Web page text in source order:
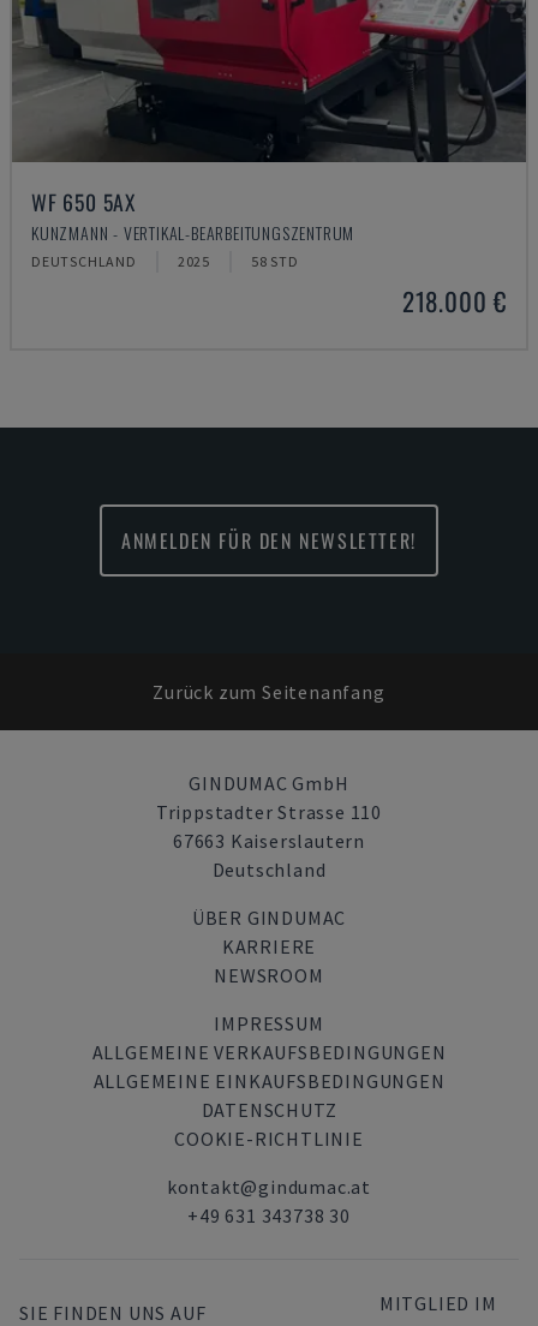
WF 650 5AX
KUNZMANN - VERTIKAL-BEARBEITUNGSZENTRUM
DEUTSCHLAND 2025 58 STD
218.000 €
ANMELDEN FÜR DEN NEWSLETTER!
Zurück zum Seitenanfang
GINDUMAC GmbH
Trippstadter Strasse 110
67663 Kaiserslautern
Deutschland
ÜBER GINDUMAC
KARRIERE
NEWSROOM
IMPRESSUM
ALLGEMEINE VERKAUFSBEDINGUNGEN
ALLGEMEINE EINKAUFSBEDINGUNGEN
DATENSCHUTZ
COOKIE-RICHTLINIE
kontakt@gindumac.at
+49 631 343738 30
SIE FINDEN UNS AUF MITGLIED IM